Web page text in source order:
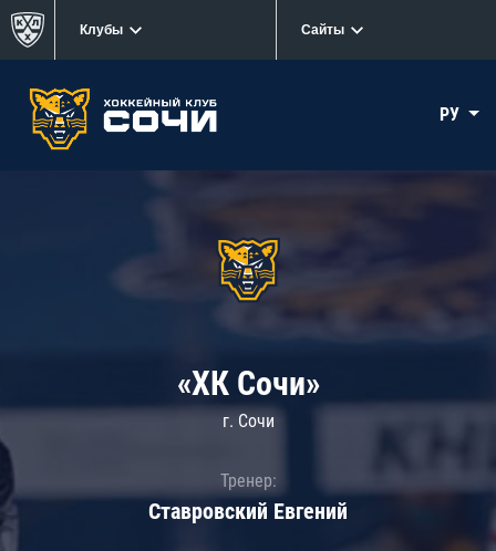
Клубы Сайты
РУ
«ХК Сочи»
г. Сочи
Тренер:
Ставровский Евгений